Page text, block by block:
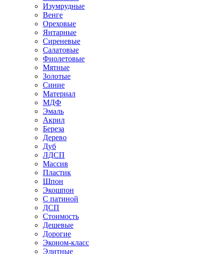
Изумрудные
Венге
Ореховые
Янтарные
Сиреневые
Салатовые
Фиолетовые
Мятные
Золотые
Синие
Материал
МДФ
Эмаль
Акрил
Береза
Дерево
Дуб
ЛДСП
Массив
Пластик
Шпон
Экошпон
С патиной
ДСП
Стоимость
Дешевые
Дорогие
Эконом-класс
Элитные